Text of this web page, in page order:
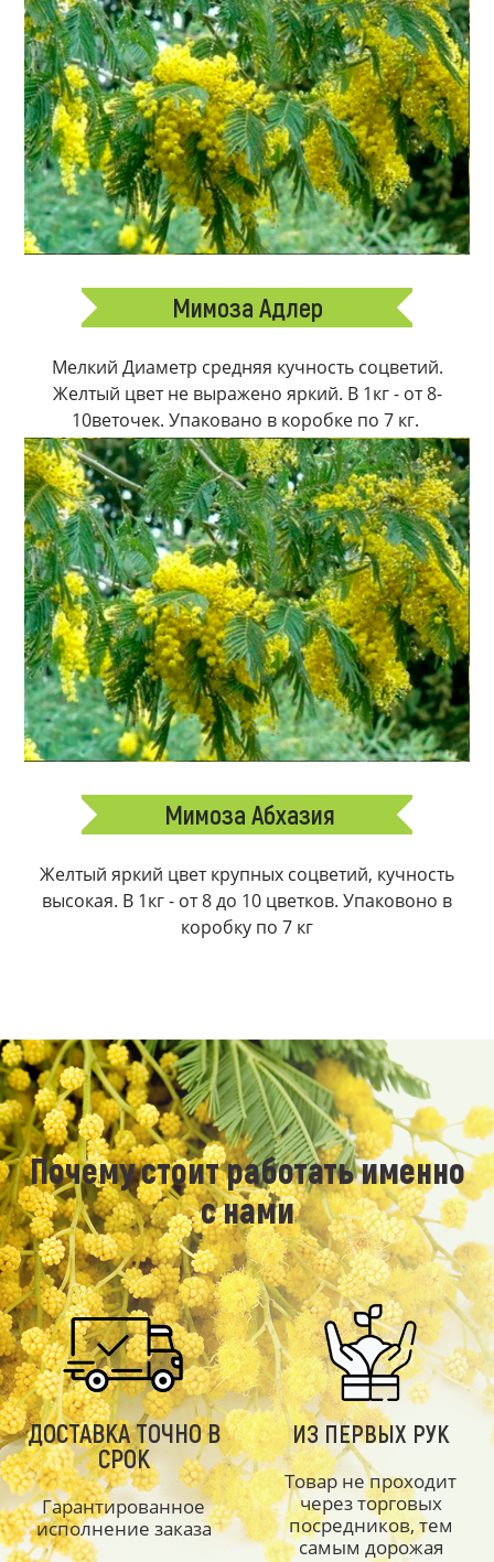
Мимоза Адлер
Мелкий Диаметр средняя кучность соцветий.
Желтый цвет не выражено яркий. В 1кг - от 8-
10веточек. Упаковано в коробке по 7 кг.
Мимоза Абхазия
Желтый яркий цвет крупных соцветий, кучность
высокая. В 1кг - от 8 до 10 цветков. Упаковоно в
коробку по 7 кг
Почему стоит работать именно
с нами
ДОСТАВКА ТОЧНО В
СРОК
Гарантированное
исполнение заказа
ИЗ ПЕРВЫХ РУК
Товар не проходит
через торговых
посредников, тем
самым дорожая